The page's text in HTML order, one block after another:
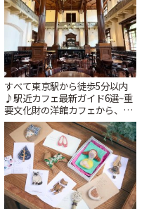
すべて東京駅から徒歩5分以内
♪駅近カフェ最新ガイド6選~重
要文化財の洋館カフェから、改
札すぐのレトロ喫茶まで~ | こと
りっぷ